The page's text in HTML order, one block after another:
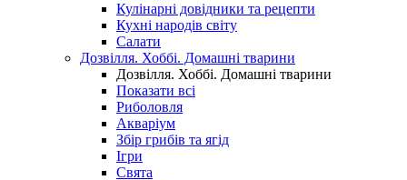
Кулінарні довідники та рецепти
Кухні народів світу
Салати
Дозвілля. Хоббі. Домашні тварини
Дозвілля. Хоббі. Домашні тварини
Показати всі
Риболовля
Акваріум
Збір грибів та ягід
Ігри
Свята